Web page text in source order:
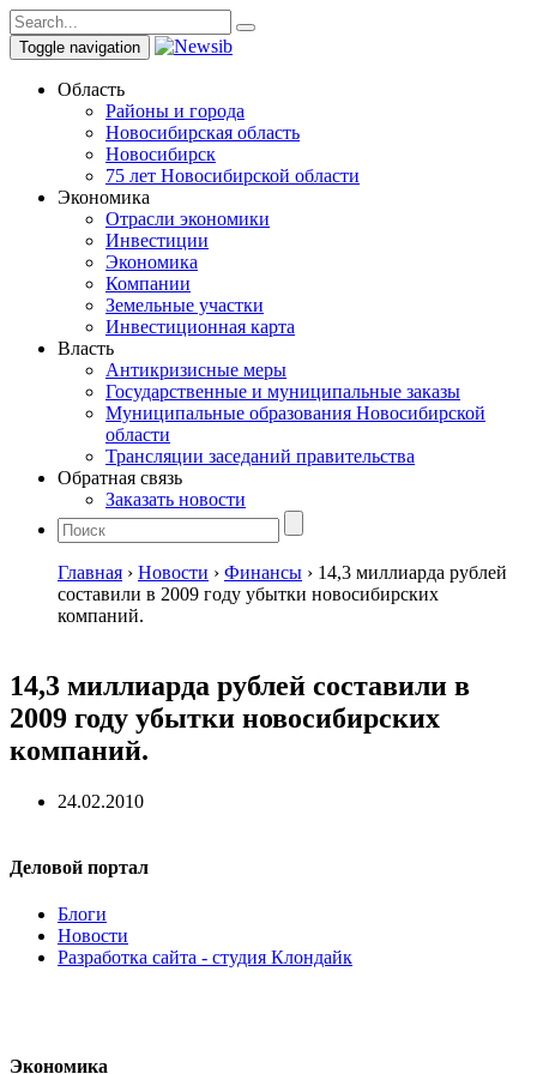
Toggle navigation
Область
Районы и города
Новосибирская область
Новосибирск
75 лет Новосибирской области
Экономика
Отрасли экономики
Инвестиции
Экономика
Компании
Земельные участки
Инвестиционная карта
Власть
Антикризисные меры
Государственные и муниципальные заказы
Муниципальные образования Новосибирской
области
Трансляции заседаний правительства
Обратная связь
Заказать новости
Главная › Новости › Финансы › 14,3 миллиарда рублей
составили в 2009 году убытки новосибирских
компаний.
14,3 миллиарда рублей составили в
2009 году убытки новосибирских
компаний.
24.02.2010
Деловой портал
Блоги
Новости
Разработка сайта - студия Клондайк
Экономика